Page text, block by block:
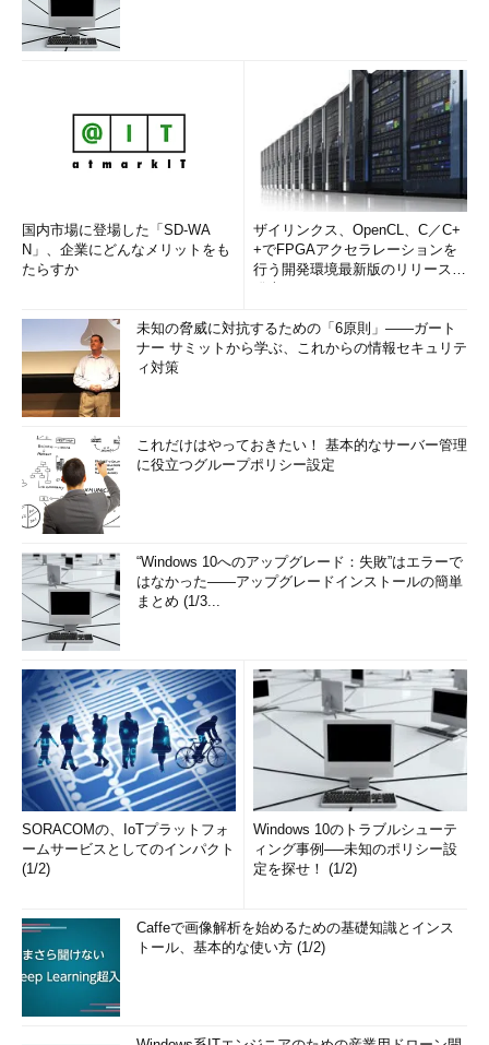
国内市場に登場した「SD-WA
N」、企業にどんなメリットをも
たらすか
ザイリンクス、OpenCL、C／C+
+でFPGAアクセラレーションを
行う開発環境最新版のリリースを
未知の脅威に対抗するための「6原則」――ガート
ナー サミットから学ぶ、これからの情報セキュリテ
ィ対策
これだけはやっておきたい！ 基本的なサーバー管理
に役立つグループポリシー設定
“Windows 10へのアップグレード：失敗”はエラーで
はなかった――アップグレードインストールの簡単
まとめ (1/3...
SORACOMの、IoTプラットフォ
ームサービスとしてのインパクト
(1/2)
Windows 10のトラブルシューテ
ィング事例──未知のポリシー設
定を探せ！ (1/2)
Caffeで画像解析を始めるための基礎知識とインス
トール、基本的な使い方 (1/2)